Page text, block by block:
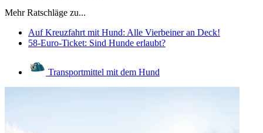
Mehr Ratschläge zu...
Auf Kreuzfahrt mit Hund: Alle Vierbeiner an Deck!
58-Euro-Ticket: Sind Hunde erlaubt?
Transportmittel mit dem Hund